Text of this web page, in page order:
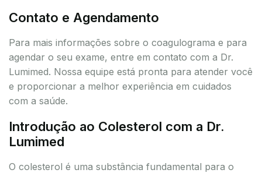
Contato e Agendamento
Para mais informações sobre o coagulograma e para
agendar o seu exame, entre em contato com a Dr.
Lumimed. Nossa equipe está pronta para atender você
e proporcionar a melhor experiência em cuidados
com a saúde.
Introdução ao Colesterol com a Dr.
Lumimed
O colesterol é uma substância fundamental para o